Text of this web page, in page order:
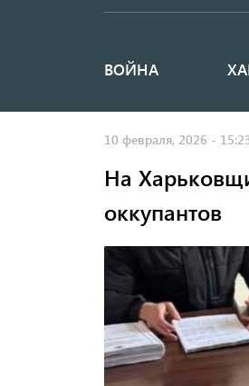
Основная
ВОЙНА
10 февраля, 2026 -
На
оккупантов